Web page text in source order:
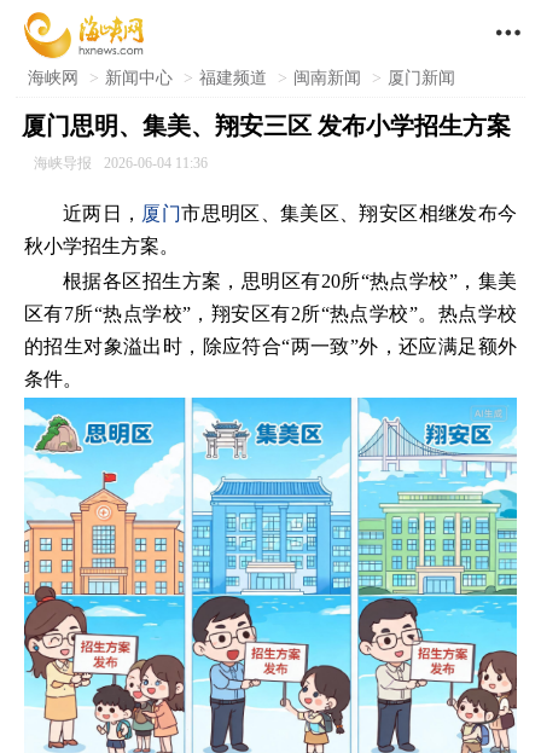

海峡网 > 新闻中心 > 福建频道 > 闽南新闻 > 厦门新闻
厦门思明、集美、翔安三区 发布小学招生方案
海峡导报 2026-06-04 11:36
近两日， 厦门市思明区、集美区、翔安区相继发布今
秋小学招生方案。
根据各区招生方案，思明区有20所“热点学校”，集美
区有7所“热点学校”，翔安区有2所“热点学校”。热点学校
的招生对象溢出时，除应符合“两一致”外，还应满足额外
条件。